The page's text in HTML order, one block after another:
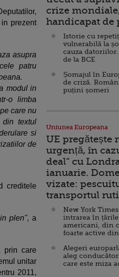
prezent
asupra
patru
modul in
o limba
care nu
din textul
si
de
creditele
plen", a
prin care
unitar
2011,
crize
handicapat
Istorie cu
vulnerabilă la
cauza
de la BCE
Șomajul în
de criză.
puțini șomeri
Uniunea Europeana
UE pregătește
urgență, în
deal” cu
ianuarie.
vizate:
transportul
New York
intrarea în
americani, din
foarte active din
Alegeri
aleg
care este miza